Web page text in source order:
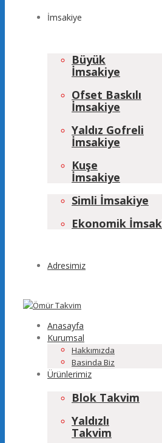
İmsakiye
Büyük
İmsakiye
Ofset Baskılı
İmsakiye
Yaldız Gofreli
İmsakiye
Kuşe
İmsakiye
Simli İmsakiye
Ekonomik
Adresimiz
Anasayfa
Kurumsal
Hakkımızda
Basinda Biz
Ürünlerimiz
Blok Takvim
Yaldızlı
Takvim